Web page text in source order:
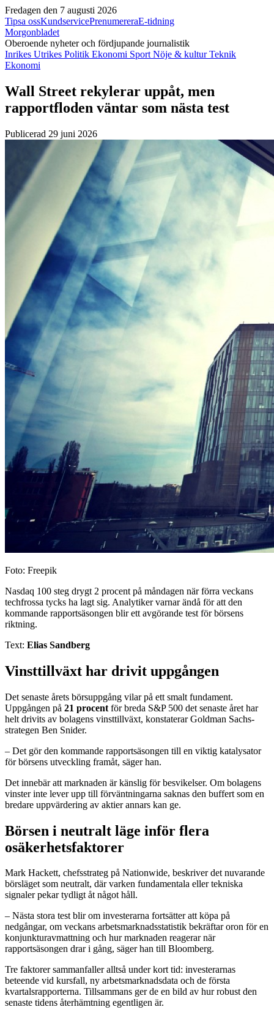
Fredagen den 7 augusti 2026
Tipsa ossKundservicePrenumereraE-tidning
Morgonbladet
Oberoende nyheter och fördjupande journalistik
Inrikes Utrikes Politik Ekonomi Sport Nöje & kulturTeknik
Ekonomi
Wall Street rekylerar uppåt, men
rapportfloden väntar som nästa test
Publicerad 29 juni 2026
Foto: Freepik
Nasdaq 100 steg drygt 2 procent på måndagen när förra veckans
techfrossa tycks ha lagt sig. Analytiker varnar ändå för att den
kommande rapportsäsongen blir ett avgörande test för börsens
riktning.
Text: Elias Sandberg
Vinsttillväxt har drivit uppgången
Det senaste årets börsuppgång vilar på ett smalt fundament.
Uppgången på 21 procent för breda S&P 500 det senaste året har
helt drivits av bolagens vinsttillväxt, konstaterar Goldman Sachs-
strategen Ben Snider.
– Det gör den kommande rapportsäsongen till en viktig katalysator
för börsens utveckling framåt, säger han.
Det innebär att marknaden är känslig för besvikelser. Om bolagens
vinster inte lever upp till förväntningarna saknas den buffert som en
bredare uppvärdering av aktier annars kan ge.
Börsen i neutralt läge inför flera
osäkerhetsfaktorer
Mark Hackett, chefsstrateg på Nationwide, beskriver det nuvarande
börsläget som neutralt, där varken fundamentala eller tekniska
signaler pekar tydligt åt något håll.
– Nästa stora test blir om investerarna fortsätter att köpa på
nedgångar, om veckans arbetsmarknadsstatistik bekräftar oron för en
konjunkturavmattning och hur marknaden reagerar när
rapportsäsongen drar i gång, säger han till Bloomberg.
Tre faktorer sammanfaller alltså under kort tid: investerarnas
beteende vid kursfall, ny arbetsmarknadsdata och de första
kvartalsrapporterna. Tillsammans ger de en bild av hur robust den
senaste tidens återhämtning egentligen är.